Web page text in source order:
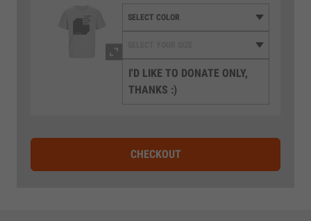
I'D LIKE TO DONATE ONLY,
THANKS :)
CHECKOUT